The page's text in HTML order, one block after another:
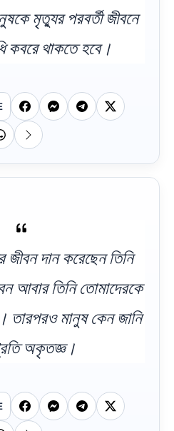
মৃত্যুর পরবর্তী জীবনে
কবরে থাকতে হবে।
দান করেছেন তিনি
আবার তিনি তোমাদেরকে
মানুষ কেন জানি
অকৃতজ্ঞ।